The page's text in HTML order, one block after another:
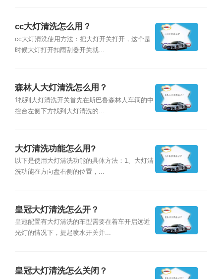
cc大灯清洗怎么用？
cc大灯清洗使用方法：把大灯开关打开，这个是
时候大灯打开扣雨刮器开关就...
森林人大灯清洗怎么用？
1找到大灯清洗开关首先在斯巴鲁森林人车辆的中
控台左侧下方找到大灯清洗的...
大灯清洗功能怎么用?
以下是使用大灯清洗功能的具体方法：1、大灯清
洗功能在方向盘右侧的位置，...
皇冠大灯清洗怎么开？
皇冠配置有大灯清洗的车型需要在着车开启远近
光灯的情况下，提起喷水开关并...
皇冠大灯清洗怎么关闭？